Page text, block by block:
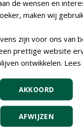
van en neemt het
Zie Kaïn en Abel.
pet niet bij. Nota
van ons
Een boom met een
iemand om bijen
gaten geboord?
veel wranger. Men
bomen te vernielen.
van de
mengseltje. Of men
08-2014
19 sec
de wensen en
maken wij
zijn voor ons van
prettige website
ontwikkelen.
AKKOORD
AFWIJZEN